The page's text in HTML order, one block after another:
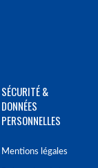
SÉCURITÉ &
DONNÉES
PERSONNELLES
Mentions légales